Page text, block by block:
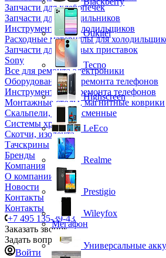
Запчасти для хлебопечек
Запчасти для холодильников
Инструмент для холодильщиков
Расходные материалы для
Запчасти для игровых приставок
Sony
Все для ремонта электроники
Оборудование для ремонта телефонов
Инструменты для ремонта телефонов
Монтажные столы, магнитные коврики
Скальпели, лезвия сменные
Системы хранения
Скотчи, изолента
Тачскрины
Бренды
Компания
О компании
Новости
Контакты
Контакты
+7 495 135-39-43
Заказать звонок
Задать вопрос
Войти
Oukitel
Tecno
Highscreen
LeEco
Realme
Prestigio
Wileyfox
Мегафон
Универсальные